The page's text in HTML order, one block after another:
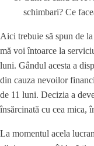
schimbari? Ce
Aici trebuie să spun de
mă voi întoarce la
luni. Gândul acesta a
din cauza nevoilor
de 11 luni. Decizia a
însărcinată cu cea mica,
La momentul acela